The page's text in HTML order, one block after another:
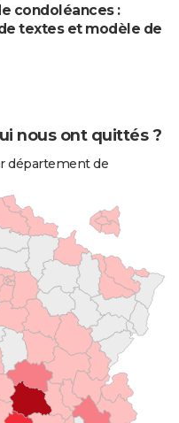
condoléances :
textes et modèle de
nous ont quittés ?
département de